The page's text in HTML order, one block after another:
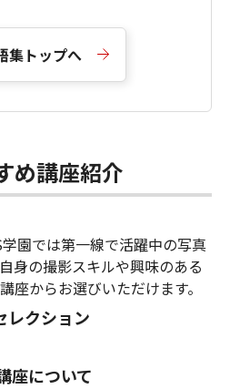
集トップへ
め講座紹介
園では第一線で活躍中の写真
身の撮影スキルや興味のある
座からお選びいただけます。
レクション
座について